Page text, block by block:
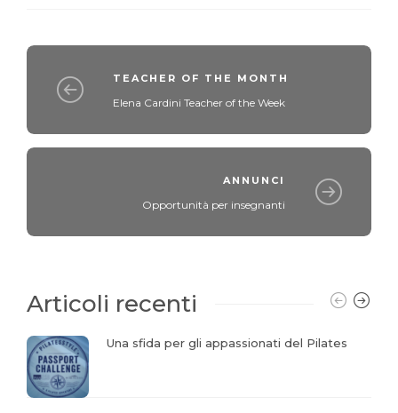
TEACHER OF THE MONTH
Elena Cardini Teacher of the Week
ANNUNCI
Opportunità per insegnanti
Articoli recenti
Una sfida per gli appassionati del Pilates